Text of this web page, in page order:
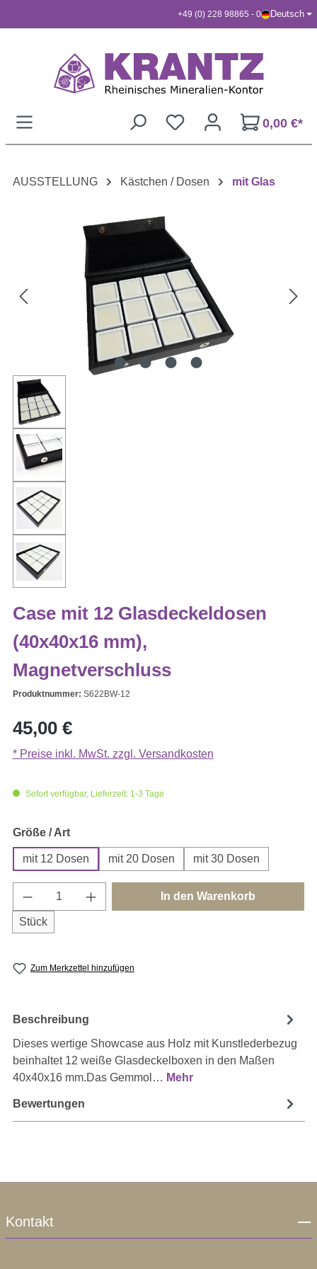
+49 (0) 228 98865 - 0 Deutsch
0,00 €*
AUSSTELLUNG Kästchen / Dosen mit Glas
Case mit 12 Glasdeckeldosen
(40x40x16 mm),
Magnetverschluss
Produktnummer: S622BW-12
Regulärer Preis:
45,00 €
* Preise inkl. MwSt. zzgl. Versandkosten
Sofort verfügbar, Lieferzeit: 1-3 Tage
Größe / Artauswählen
mit 12 Dosen mit 20 Dosen mit 30 Dosen
Produkt Anzahl: Gib den gewünschten
Stück
In den Warenkorb
Zum Merkzettel hinzufügen
Beschreibung
Dieses wertige Showcase aus Holz mit Kunstlederbezug
beinhaltet 12 weiße Glasdeckelboxen in den Maßen
40x40x16 mm.Das Gemmol… Mehr
Bewertungen
Kontakt